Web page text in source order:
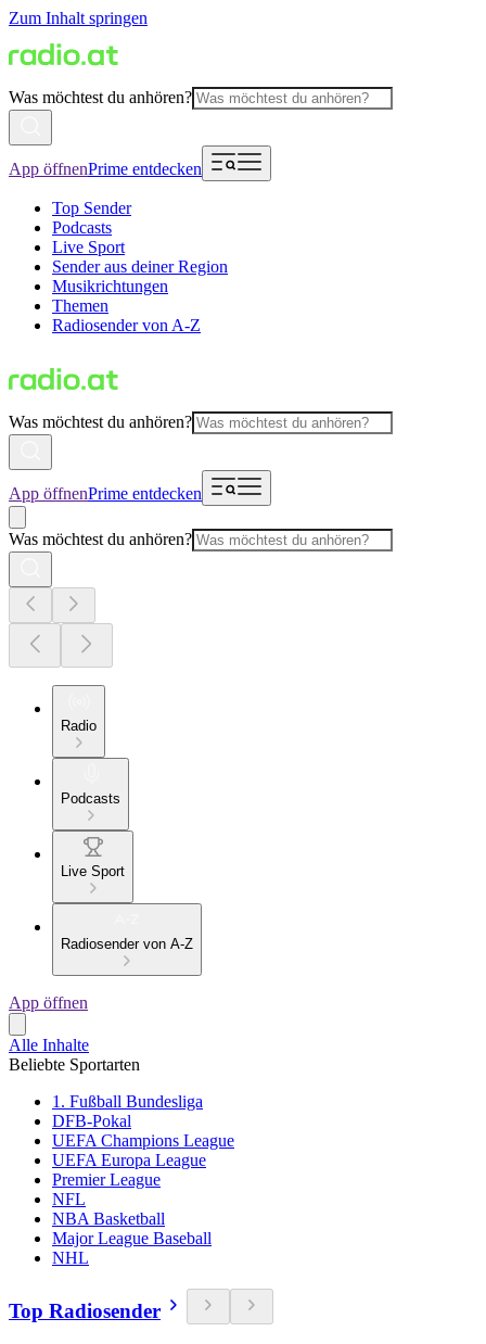
Zum Inhalt springen
Was möchtest du anhören?
App öffnenPrime entdecken
Top Sender
Podcasts
Live Sport
Sender aus deiner Region
Musikrichtungen
Themen
Radiosender von A-Z
Was möchtest du anhören?
App öffnenPrime entdecken
Was möchtest du anhören?
Radio
Podcasts
Live Sport
Radiosender von A-Z
App öffnen
Alle Inhalte
Beliebte Sportarten
1. Fußball Bundesliga
DFB-Pokal
UEFA Champions League
UEFA Europa League
Premier League
NFL
NBA Basketball
Major League Baseball
NHL
Top Radiosender